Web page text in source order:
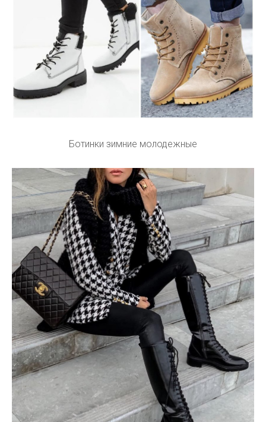
Ботинки зимние молодежные